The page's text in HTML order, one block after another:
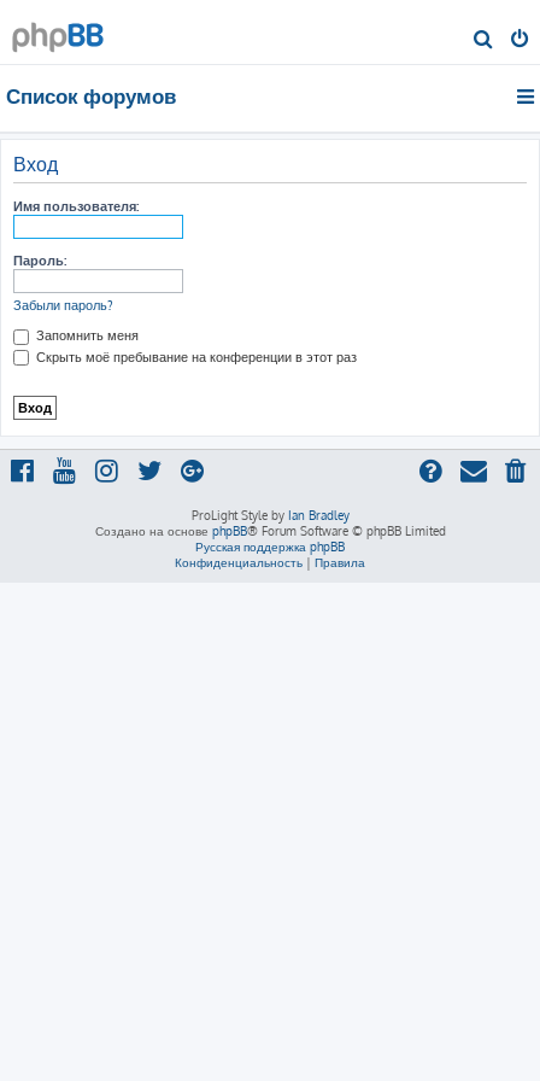
о
Список форумов
Вход
Имя пользователя:
Пароль:
Забыли пароль?
Запомнить меня
Скрыть моё пребывание на конференции в этот раз
ProLight Style by Ian Bradley
Создано на основе phpBB® Forum Software © phpBB Limited
Русская поддержка phpBB
Конфиденциальность | Правила